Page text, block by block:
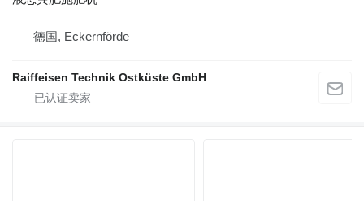
德国, Eckernförde
Raiffeisen Technik Ostküste GmbH